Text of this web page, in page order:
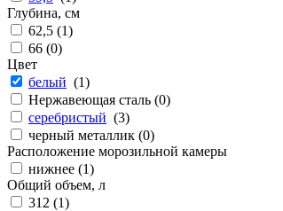
Глубина, см
62,5 (1)
66 (0)
Цвет
белый (1)
Нержавеющая сталь (0)
серебристый (3)
черный металлик (0)
Расположение морозильной камеры
нижнее (1)
Общий объем, л
312 (1)